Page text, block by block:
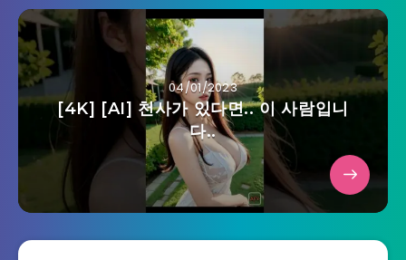
04/01/2023
[4K] [AI] 천사가 있다면.. 이 사람입니
다..